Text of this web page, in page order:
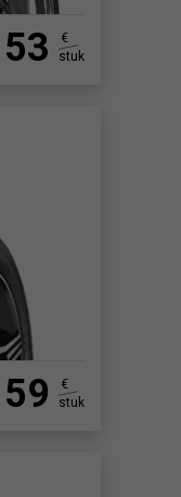
53
€
stuk
59
€
stuk